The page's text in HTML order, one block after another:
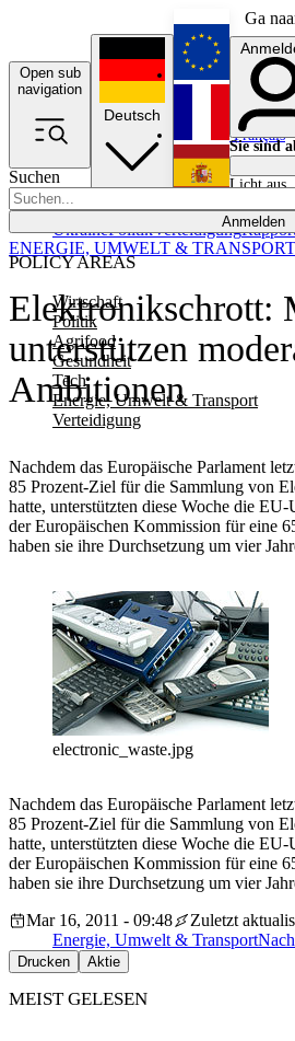
Ga
Open sub
navigation
Suchen
Anmelden
POLICY AREAS
Wirtschaft
Politik
Agrifood
Gesundheit
Tech
Energie, Umwelt & Transport
Verteidigung
UkrainePolitikVerteidigung
Deutsch
English
Français
Sie sind
Licht aus
Elektronikschrott:
unterstützen
Ambitionen
Nachdem das Europäische Parlament
85 Prozent-Ziel für die Sammlung von
hatte, unterstützten diese Woche die
der Europäischen Kommission für eine
haben sie ihre Durchsetzung um vier
ENERGIE, UMWELT & TRANSPORT
electronic_waste.jpg
Nachdem das Europäische Parlament
85 Prozent-Ziel für die Sammlung von
hatte, unterstützten diese Woche die
der Europäischen Kommission für eine
haben sie ihre Durchsetzung um vier
Mar 16, 2011 - 09:48
Zuletzt
Energie, Umwelt & Transport
Drucken Aktie
MEIST GELESEN